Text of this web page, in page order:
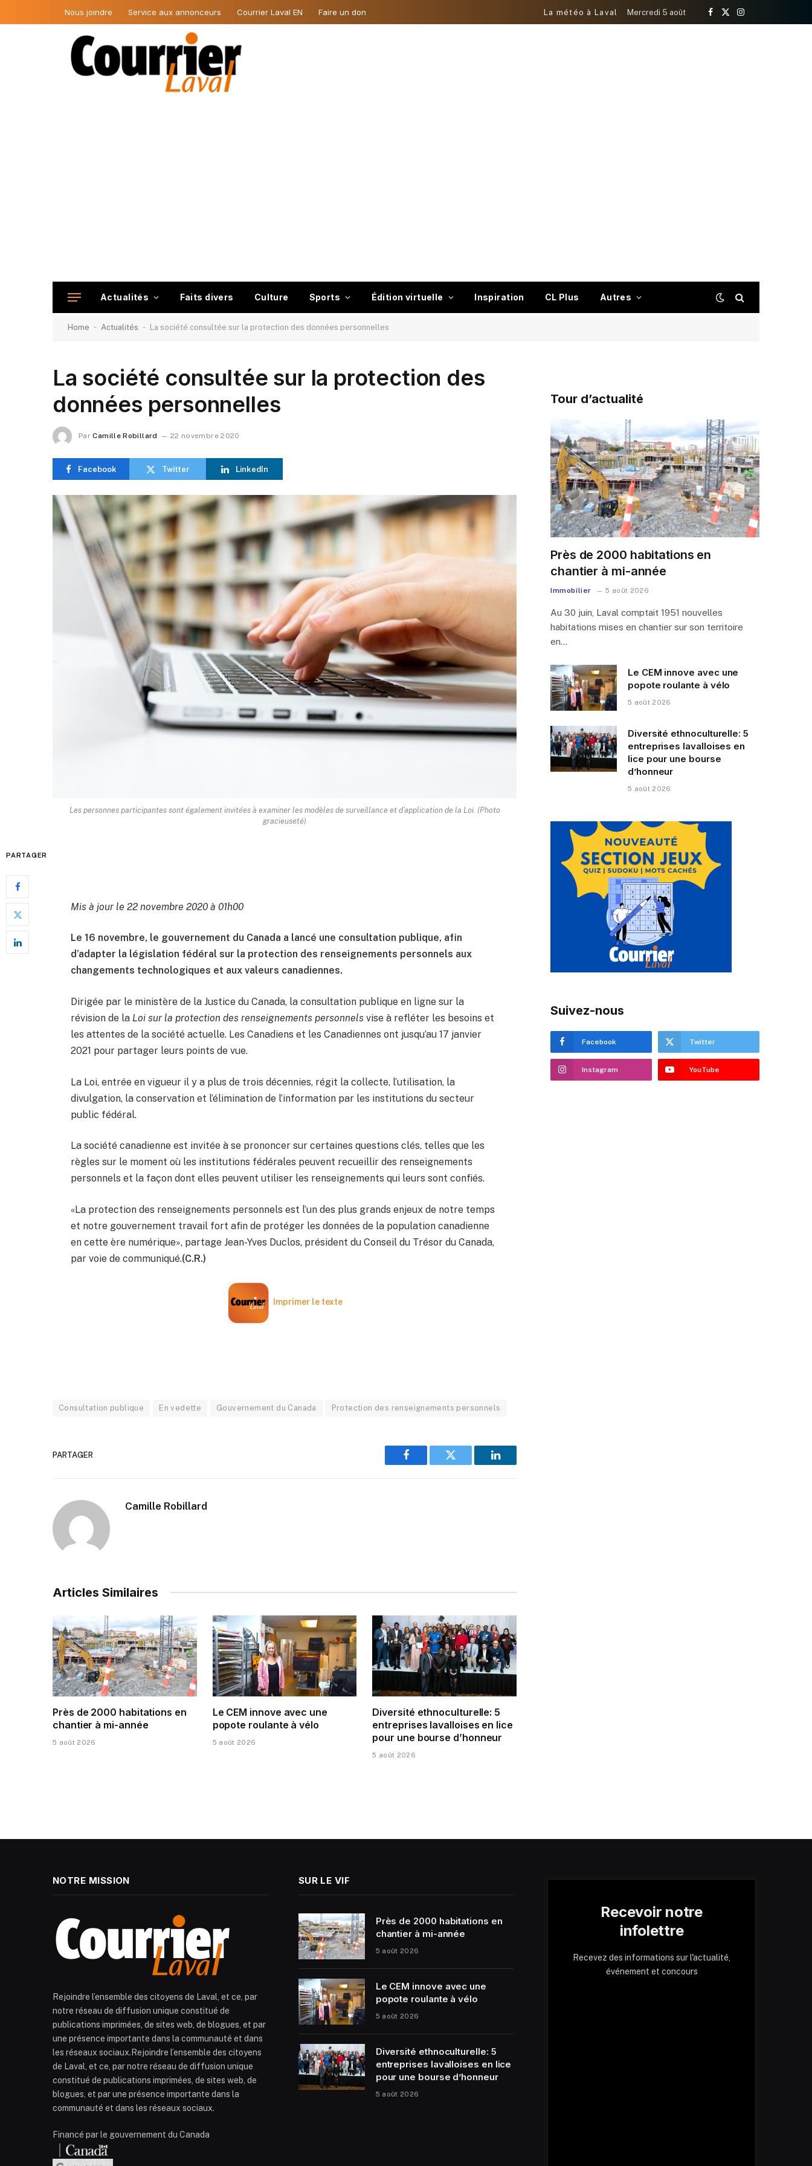
Nous joindre Service aux annonceurs Courrier Laval EN Faire un don La météo à Laval Mercredi 5 août
Facebook
X
Instagram
Actualités Faits divers Culture Sports Édition virtuelle Inspiration CL Plus Autres
Home - Actualités - La société consultée sur la protection des données personnelles
La société consultée sur la protection des
données personnelles
Par Camille Robillard 22 novembre 2020
Facebook Twitter LinkedIn
Les personnes participantes sont également invitées à examiner les modèles de surveillance et d’application de la Loi. (Photo
gracieuseté)
PARTAGER
Mis à jour le 22 novembre 2020 à 01h00
Le 16 novembre, le gouvernement du Canada a lancé une consultation publique, afin
d’adapter la législation fédéral sur la protection des renseignements personnels aux
changements technologiques et aux valeurs canadiennes.
Dirigée par le ministère de la Justice du Canada, la consultation publique en ligne sur la
révision de la Loi sur la protection des renseignements personnels vise à refléter les besoins et
les attentes de la société actuelle. Les Canadiens et les Canadiennes ont jusqu’au 17 janvier
2021 pour partager leurs points de vue.
La Loi, entrée en vigueur il y a plus de trois décennies, régit la collecte, l’utilisation, la
divulgation, la conservation et l’élimination de l’information par les institutions du secteur
public fédéral.
La société canadienne est invitée à se prononcer sur certaines questions clés, telles que les
règles sur le moment où les institutions fédérales peuvent recueillir des renseignements
personnels et la façon dont elles peuvent utiliser les renseignements qui leurs sont confiés.
«La protection des renseignements personnels est l’un des plus grands enjeux de notre temps
et notre gouvernement travail fort afin de protéger les données de la population canadienne
en cette ère numérique», partage Jean-Yves Duclos, président du Conseil du Trésor du Canada,
par voie de communiqué.(C.R.)
Imprimer le texte
Consultation publique En vedette Gouvernement du Canada Protection des renseignements personnels
PARTAGER
Facebook Twitter LinkedIn
Camille Robillard
Articles Similaires
Près de 2000 habitations en
chantier à mi-année
5 août 2026
Le CEM innove avec une
popote roulante à vélo
5 août 2026
Diversité ethnoculturelle: 5
entreprises lavalloises en lice
pour une bourse d’honneur
5 août 2026
Tour d’actualité
Près de 2000 habitations en
chantier à mi-année
Immobilier 5 août 2026
Au 30 juin, Laval comptait 1951 nouvelles
habitations mises en chantier sur son territoire
en…
Le CEM innove avec une
popote roulante à vélo
5 août 2026
Diversité ethnoculturelle: 5
entreprises lavalloises en
lice pour une bourse
d’honneur
5 août 2026
Suivez-nous
Facebook Twitter
Instagram YouTube
NOTRE MISSION
Rejoindre l’ensemble des citoyens de Laval, et ce, par
notre réseau de diffusion unique constitué de
publications imprimées, de sites web, de blogues, et par
une présence importante dans la communauté et dans
les réseaux sociaux.Rejoindre l’ensemble des citoyens
de Laval, et ce, par notre réseau de diffusion unique
constitué de publications imprimées, de sites web, de
blogues, et par une présence importante dans la
communauté et dans les réseaux sociaux.
Financé par le gouvernement du Canada
SUR LE VIF
Près de 2000 habitations en
chantier à mi-année
5 août 2026
Le CEM innove avec une
popote roulante à vélo
5 août 2026
Diversité ethnoculturelle: 5
entreprises lavalloises en lice
pour une bourse d’honneur
5 août 2026
Recevoir notre
infolettre
Recevez des informations sur l'actualité,
événement et concours